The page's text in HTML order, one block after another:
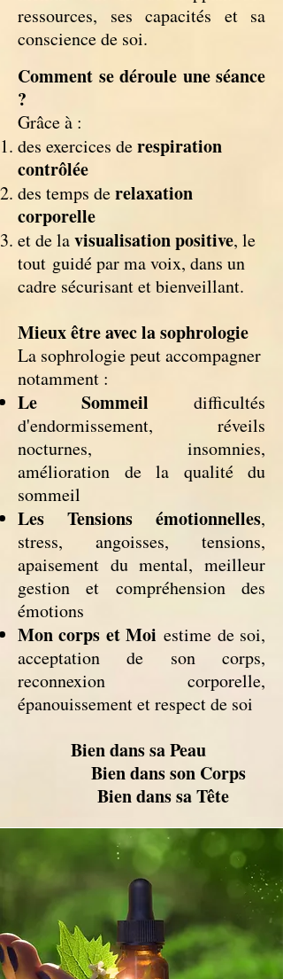
ressources, ses capacités et sa
conscience de soi.
Comment se déroule une séance
?
Grâce à :
des exercices derespiration
contrôlée
des temps derelaxation
corporelle
et de lavisualisation positive, le
tout guidé par ma voix, dans un
cadre sécurisant et bienveillant.
Mieux être avec la sophrologie
La sophrologie peut accompagner
notamment :
Le Sommeil difficultés
d'endormissement, réveils
nocturnes, insomnies,
amélioration de la qualité du
sommeil
Les Tensions émotionnelles,
stress, angoisses, tensions,
apaisement du mental, meilleur
gestion et compréhension des
émotions
Mon corps et Moiestime de soi,
acceptation de son corps,
reconnexion corporelle,
épanouissement et respect de soi
Bien dans sa Peau
Bien dans son Corps
Bien dans sa Tête